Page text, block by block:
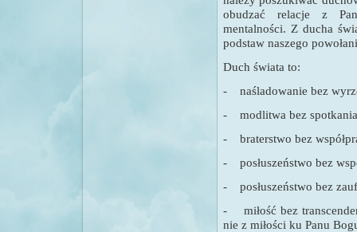
obudzać relacje z
mentalności. Z ducha
podstaw naszego
Duch świata to:
- naśladowanie bez
- modlitwa bez
- braterstwo bez
- posłuszeństwo bez
- posłuszeństwo bez
- miłość bez
nie z miłości ku Panu